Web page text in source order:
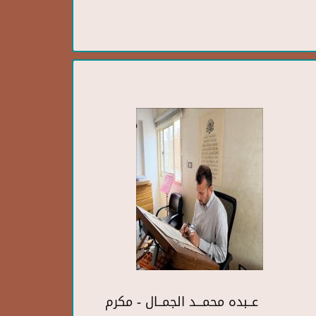
عــبده محمـــد الجمــال - مكرم